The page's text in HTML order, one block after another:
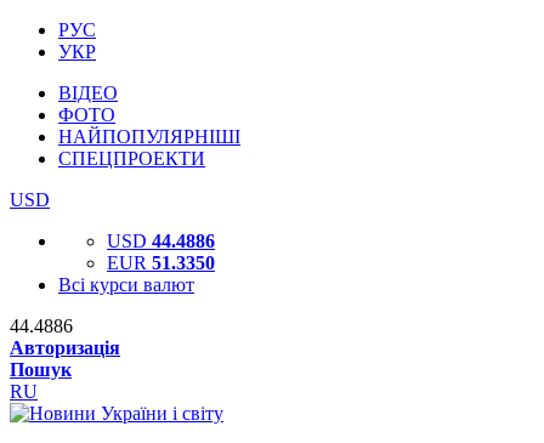
РУС
УКР
ВІДЕО
ФОТО
НАЙПОПУЛЯРНІШІ
СПЕЦПРОЕКТИ
USD
USD 44.4886
EUR 51.3350
Всі курси валют
44.4886
Авторизація
Пошук
RU